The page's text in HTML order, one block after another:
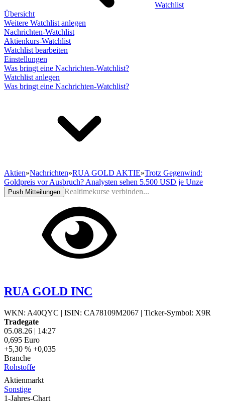
Watchlist
Übersicht
Weitere Watchlist anlegen
Nachrichten-Watchlist
Aktienkurs-Watchlist
Watchlist bearbeiten
Einstellungen
Was bringt eine Nachrichten-Watchlist?
Watchlist anlegen
Was bringt eine Nachrichten-Watchlist?
Aktien»Nachrichten»RUA GOLD AKTIE»Trotz Gegenwind:
Goldpreis vor Ausbruch? Analysten sehen 5.500 USD je Unze
Push Mitteilungen Realtimekurse verbinden...
RUA GOLD INC
WKN: A40QYC | ISIN: CA78109M2067 | Ticker-Symbol: X9R
Tradegate
05.08.26 | 14:27
0,695 Euro
+5,30 % +0,035
Branche
Rohstoffe
Aktienmarkt
Sonstige
1-Jahres-Chart